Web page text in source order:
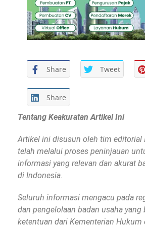
Share Tweet
Share
Tentang Keakuratan Artikel Ini
Artikel ini disusun oleh tim editorial
telah melalui proses peninjauan
informasi yang relevan dan akurat
di Indonesia.
Seluruh informasi mengacu pada
dan pengelolaan badan usaha yang
ketentuan dari Kementerian Hukum